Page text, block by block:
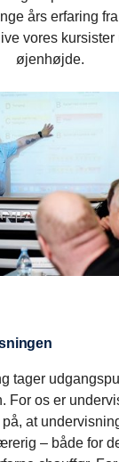
års erfaring
vores
øjenhøjde.
tager
For os er
på, at
– både for